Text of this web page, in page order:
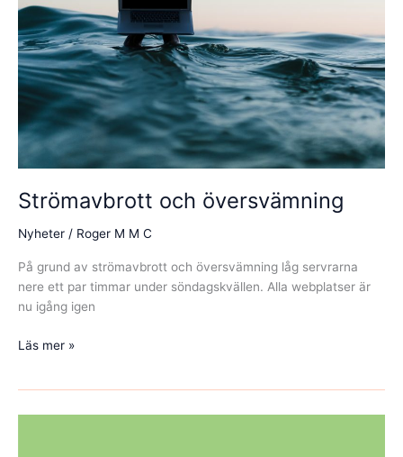
Strömavbrott och översvämning
Nyheter / Roger M M C
På grund av strömavbrott och översvämning låg servrarna
nere ett par timmar under söndagskvällen. Alla webplatser är
nu igång igen
Strömavbrott
Läs mer »